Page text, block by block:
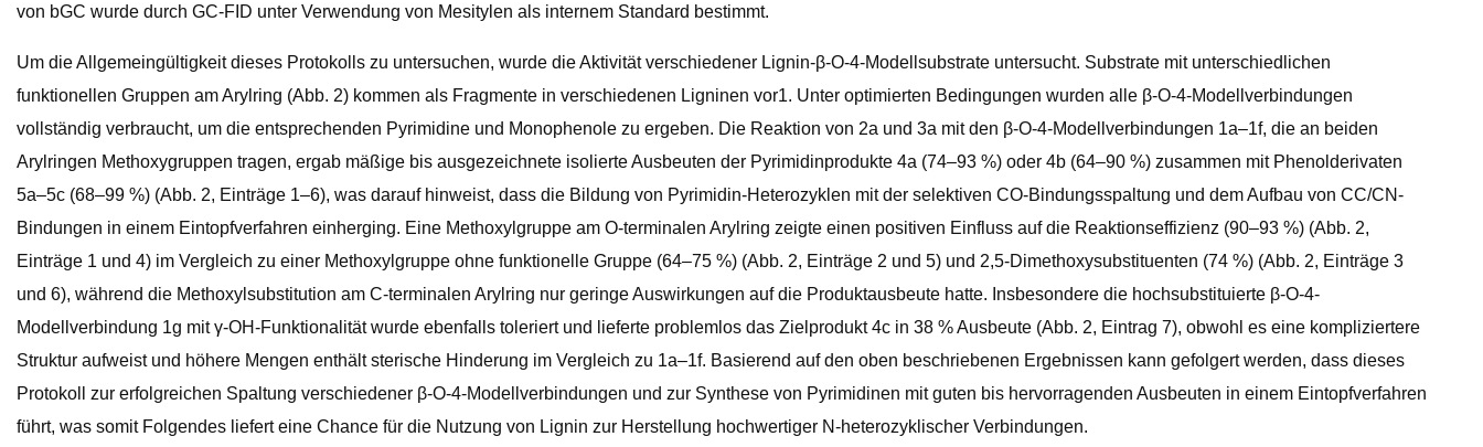
von bGC wurde durch GC-FID unter Verwendung von Mesitylen als internem Standard bestimmt.
Um die Allgemeingültigkeit dieses Protokolls zu untersuchen, wurde die Aktivität verschiedener Lignin-β-O-4-Modellsubstrate untersucht. Substrate mit unterschiedlichen
funktionellen Gruppen am Arylring (Abb. 2) kommen als Fragmente in verschiedenen Ligninen vor1. Unter optimierten Bedingungen wurden alle β-O-4-Modellverbindungen
vollständig verbraucht, um die entsprechenden Pyrimidine und Monophenole zu ergeben. Die Reaktion von 2a und 3a mit den β-O-4-Modellverbindungen 1a–1f, die an beiden
Arylringen Methoxygruppen tragen, ergab mäßige bis ausgezeichnete isolierte Ausbeuten der Pyrimidinprodukte 4a (74–93 %) oder 4b (64–90 %) zusammen mit Phenolderivaten
5a–5c (68–99 %) (Abb. 2, Einträge 1–6), was darauf hinweist, dass die Bildung von Pyrimidin-Heterozyklen mit der selektiven CO-Bindungsspaltung und dem Aufbau von CC/CN-
Bindungen in einem Eintopfverfahren einherging. Eine Methoxylgruppe am O-terminalen Arylring zeigte einen positiven Einfluss auf die Reaktionseffizienz (90–93 %) (Abb. 2,
Einträge 1 und 4) im Vergleich zu einer Methoxylgruppe ohne funktionelle Gruppe (64–75 %) (Abb. 2, Einträge 2 und 5) und 2,5-Dimethoxysubstituenten (74 %) (Abb. 2, Einträge 3
und 6), während die Methoxylsubstitution am C-terminalen Arylring nur geringe Auswirkungen auf die Produktausbeute hatte. Insbesondere die hochsubstituierte β-O-4-
Modellverbindung 1g mit γ-OH-Funktionalität wurde ebenfalls toleriert und lieferte problemlos das Zielprodukt 4c in 38 % Ausbeute (Abb. 2, Eintrag 7), obwohl es eine kompliziertere
Struktur aufweist und höhere Mengen enthält sterische Hinderung im Vergleich zu 1a–1f. Basierend auf den oben beschriebenen Ergebnissen kann gefolgert werden, dass dieses
Protokoll zur erfolgreichen Spaltung verschiedener β-O-4-Modellverbindungen und zur Synthese von Pyrimidinen mit guten bis hervorragenden Ausbeuten in einem Eintopfverfahren
führt, was somit Folgendes liefert eine Chance für die Nutzung von Lignin zur Herstellung hochwertiger N-heterozyklischer Verbindungen.